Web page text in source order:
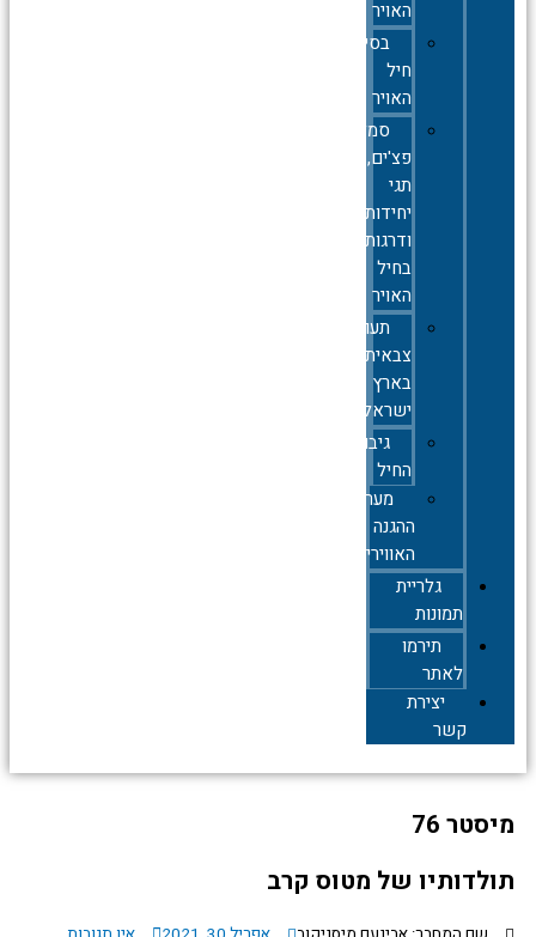
בסיסי
סמלים,סיכות,
פצ'ים,
יחידות
ודרגות
תעופה
צבאית
בארץ
ישראל
גיבורי
מערך
ההגנה
האווירית
גלריית
תמונות
לאתר
יצירת
76
של מטוס קרב